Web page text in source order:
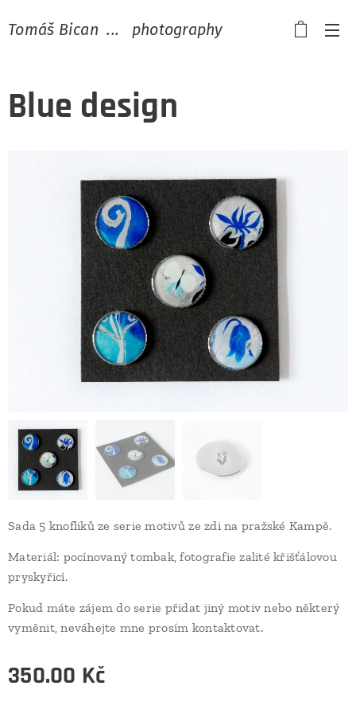
Tomáš Bican ... photography
Blue design
Sada 5 knofliků ze serie motivů ze zdi na pražské Kampě.
Materiál: pocínovaný tombak, fotografie zalité křišťálovou
pryskyřicí.
Pokud máte zájem do serie přidat jiný motiv nebo některý
vyměnit, neváhejte mne prosím kontaktovat.
350.00 Kč